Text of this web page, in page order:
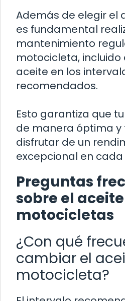
Además de elegir el
es fundamental
mantenimiento
motocicleta,
aceite en los
recomendados.
Esto garantiza que
de manera óptima y
disfrutar de un
excepcional en cada
Preguntas
sobre el
motocicletas
¿Con qué
cambiar el
motocicleta?